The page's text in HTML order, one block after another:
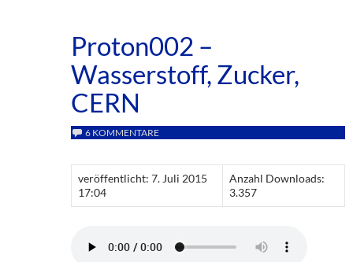
Proton002 –
Wasserstoff, Zucker,
CERN
6 KOMMENTARE
veröffentlicht: 7. Juli 2015
17:04
Anzahl Downloads:
3.357